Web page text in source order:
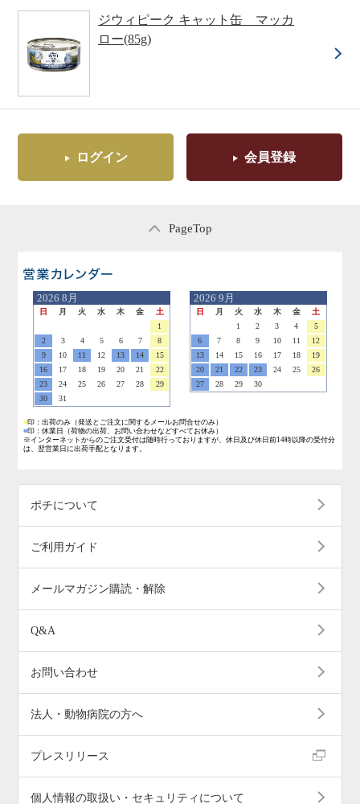
ジウィピーク キャット缶 マッカ
ロー(85g)
ログイン 会員登録
PageTop
2026 8月
日 月 火 水 木 金
土
1
2
3 4 5 6 7
8
9
10 11 12 13 14
15
16
17 18 19 20 21
22
23
24 25 26 27 28
29
30
31
2026 9月
日 月 火 水 木 金
土
1
2 3 4
5
6
7 8 9 10 11
12
13
14 15 16 17 18
19
20
21 22 23 24 25
26
27
28 29 30
■印：出荷のみ （発送とご注文に関するメールお問合せのみ）
■印：休業日
（荷物の出荷、お問い合わせなどすべてお休み）
※インターネットからのご注文受付は随時行っておりますが、休日及び休日前14時以降の受付分
は、翌営業日に出荷手配となります。
ポチについて
ご利用ガイド
メールマガジン購読・解除
Q&A
お問い合わせ
法人・動物病院の方へ
プレスリリース
個人情報の取扱い・セキュリティについて